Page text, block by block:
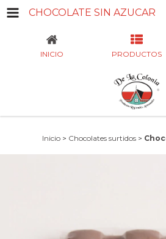
CHOCOLATE SIN AZUCAR
INICIO PRODUCTOS
Inicio > Chocolates surtidos >